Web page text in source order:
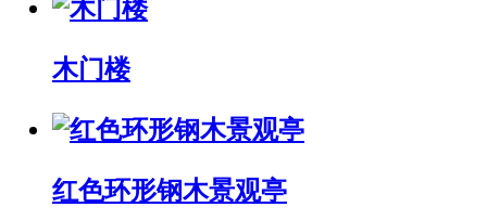
木门楼
红色环形钢木景观亭